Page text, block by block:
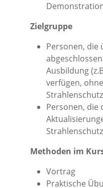
Zielgruppe
Personen, die
Ausbildung
verfügen,
Personen, die
Methoden im
Vortrag
Praktische